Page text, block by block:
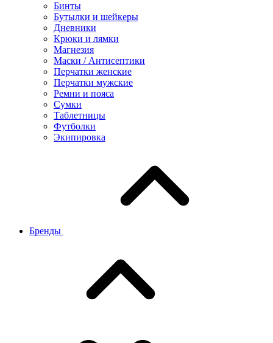
Бинты
Бутылки и шейкеры
Дневники
Крюки и лямки
Магнезия
Маски / Антисептики
Перчатки женские
Перчатки мужские
Ремни и пояса
Сумки
Таблетницы
Футболки
Экипировка
Бренды